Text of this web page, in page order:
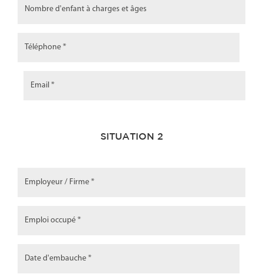
SITUATION 2